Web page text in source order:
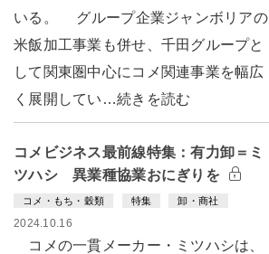
いる。 グループ企業ジャンボリアの
米飯加工事業も併せ、千田グループと
して関東圏中心にコメ関連事業を幅広
く展開してい…続きを読む
コメビジネス最前線特集：有力卸＝ミ
ツハシ 異業種協業おにぎりを
コメ・もち・穀類 特集 卸・商社
2024.10.16
コメの一貫メーカー・ミツハシは、